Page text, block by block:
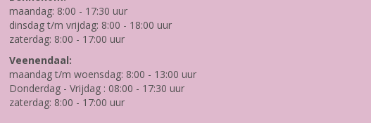
maandag: 8:00 - 17:30 uur
dinsdag t/m vrijdag: 8:00 - 18:00 uur
zaterdag: 8:00 - 17:00 uur
Veenendaal:
maandag t/m woensdag: 8:00 - 13:00 uur
Donderdag - Vrijdag : 08:00 - 17:30 uur
zaterdag: 8:00 - 17:00 uur